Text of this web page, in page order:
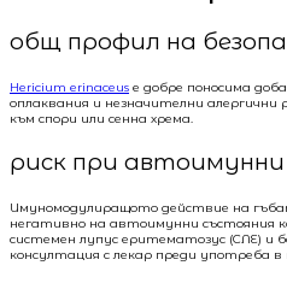
общ профил на
Hericium erinaceus е добре поносима
оплаквания и незначителни алергични
към спори или сенна хрема.
риск при автоимунни
Имуномодулиращото действие на
негативно на автоимунни
системен лупус еритематозус (СЛЕ) и
консултация с лекар преди употреба в